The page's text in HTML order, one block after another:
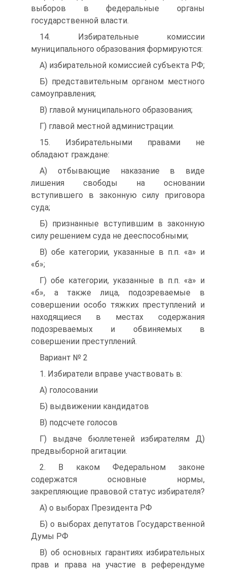
выборов в федеральные органы
государственной власти.
14. Избирательные комиссии
муниципального образования формируются:
A) избирательной комиссией субъекта РФ;
Б) представительным органом местного
самоуправления;
B) главой муниципального образования;
Г) главой местной администрации.
15. Избирательными правами не
обладают граждане:
A) отбывающие наказание в виде
лишения свободы на основании
вступившего в законную силу приговора
суда;
Б) признанные вступившим в законную
силу решением суда не дееспособными;
B) обе категории, указанные в п.п. «а» и
«б»;
Г) обе категории, указанные в п.п. «а» и
«б», а также лица, подозреваемые в
совершении особо тяжких преступлений и
находящиеся в местах содержания
подозреваемых и обвиняемых в
совершении преступлений.
Вариант № 2
1. Избиратели вправе участвовать в:
A) голосовании
Б) выдвижении кандидатов
B) подсчете голосов
Г) выдаче бюллетеней избирателям Д)
предвыборной агитации.
2. В каком Федеральном законе
содержатся основные нормы,
закрепляющие правовой статус избирателя?
A) о выборах Президента РФ
Б) о выборах депутатов Государственной
Думы РФ
B) об основных гарантиях избирательных
прав и права на участие в референдуме